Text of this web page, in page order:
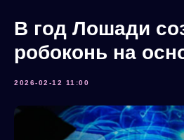
В год Лошади
робоконь на
2026-02-12 11:00